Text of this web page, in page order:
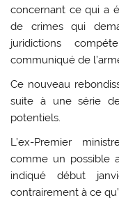
concernant ce qui a
de crimes qui
juridictions
communiqué de
Ce nouveau
suite à une série de
potentiels.
L’ex-Premier
comme un possible
indiqué début
contrairement à ce